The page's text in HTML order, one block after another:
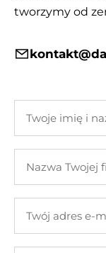
tworzymy od
imię
nazwisko
Twojej
adres